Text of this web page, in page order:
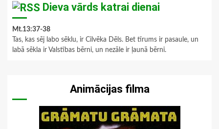
Dieva vārds katrai dienai
Mt.13:37-38
Tas, kas sēj labo sēklu, ir Cilvēka Dēls. Bet tīrums ir pasaule, un
labā sēkla ir Valstības bērni, un nezāle ir ļaunā bērni.
Animācijas filma